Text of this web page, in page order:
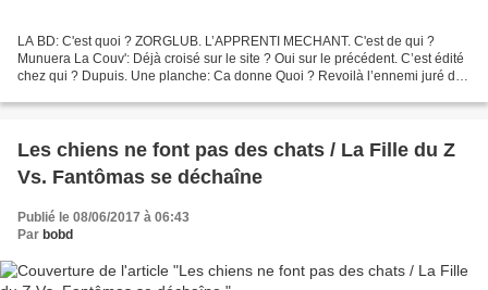
LA BD: C'est quoi ? ZORGLUB. L’APPRENTI MECHANT. C'est de qui ?
Munuera La Couv': Déjà croisé sur le site ? Oui sur le précédent. C’est édité
chez qui ? Dupuis. Une planche: Ca donne Quoi ? Revoilà l’ennemi juré de
Les chiens ne font pas des chats / La Fille du Z
Vs. Fantômas se déchaîne
Publié le 08/06/2017 à 06:43
Par bobd